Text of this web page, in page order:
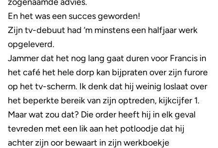
En het was een succes geworden!
Zijn tv-debuut had ‘m minstens een halfjaar werk
opgeleverd.
Jammer dat het nog lang gaat duren voor Francis in
het café het hele dorp kan bijpraten over zijn furore
op het tv-scherm. Ik denk dat hij weinig loslaat over
het beperkte bereik van zijn optreden, kijkcijfer 1.
Maar wat zou dat? Die order heeft hij in elk geval
tevreden met een lik aan het potloodje dat hij
achter zijn oor bewaart in zijn werkboekje